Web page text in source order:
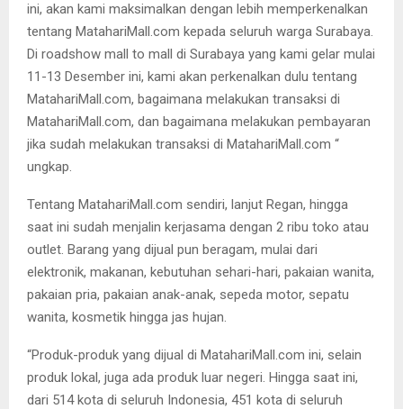
ini, akan kami maksimalkan dengan lebih memperkenalkan
tentang MatahariMall.com kepada seluruh warga Surabaya.
Di roadshow mall to mall di Surabaya yang kami gelar mulai
11-13 Desember ini, kami akan perkenalkan dulu tentang
MatahariMall.com, bagaimana melakukan transaksi di
MatahariMall.com, dan bagaimana melakukan pembayaran
jika sudah melakukan transaksi di MatahariMall.com “
ungkap.
Tentang MatahariMall.com sendiri, lanjut Regan, hingga
saat ini sudah menjalin kerjasama dengan 2 ribu toko atau
outlet. Barang yang dijual pun beragam, mulai dari
elektronik, makanan, kebutuhan sehari-hari, pakaian wanita,
pakaian pria, pakaian anak-anak, sepeda motor, sepatu
wanita, kosmetik hingga jas hujan.
“Produk-produk yang dijual di MatahariMall.com ini, selain
produk lokal, juga ada produk luar negeri. Hingga saat ini,
dari 514 kota di seluruh Indonesia, 451 kota di seluruh